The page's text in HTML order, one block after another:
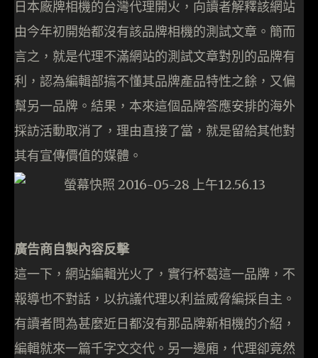
日本廠牌相機的台灣代理開火，向讀者解釋該網站
由今年初開始都沒有該品牌相機的測試文章。簡而
言之，就是代理不滿網站的測試文章對別的品牌有
利，認為編輯部搞不懂其品牌產品特性之餘，又偏
幫另一品牌。結果，本來這個品牌答應安排的海外
採訪活動取消了，理由直接了當，就是留給其他對
其有宣傳價值的媒體。
廣告商自製內容反擊
這一下，網站編輯光火了，實行杯葛這一品牌，不
報導也不對話，以抗議代理以利益威脅編採自主。
有讀者問為甚麼近日都沒有那品牌新相機的介紹，
編輯就來一篇千字文交代。另一邊廂，代理卻竟然